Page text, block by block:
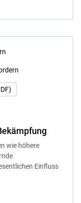
wie höhere
Einfluss